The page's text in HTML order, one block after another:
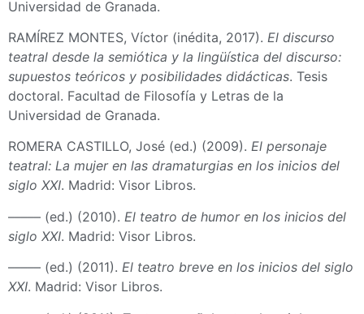
Universidad de Granada.
RAMÍREZ MONTES, Víctor (inédita, 2017). El discurso
teatral desde la semiótica y la lingüística del discurso:
supuestos teóricos y posibilidades didácticas. Tesis
doctoral. Facultad de Filosofía y Letras de la
Universidad de Granada.
ROMERA CASTILLO, José (ed.) (2009). El personaje
teatral: La mujer en las dramaturgias en los inicios del
siglo XXI. Madrid: Visor Libros.
––––– (ed.) (2010). El teatro de humor en los inicios del
siglo XXI. Madrid: Visor Libros.
––––– (ed.) (2011). El teatro breve en los inicios del siglo
XXI. Madrid: Visor Libros.